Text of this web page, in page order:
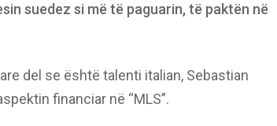
suedez si më të paguarin, të paktën në
del se është talenti italian, Sebastian
financiar në “MLS”.